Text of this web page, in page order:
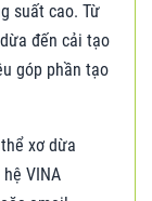
suất cao. Từ
đến cải tạo
góp phần tạo
xơ dừa
VINA